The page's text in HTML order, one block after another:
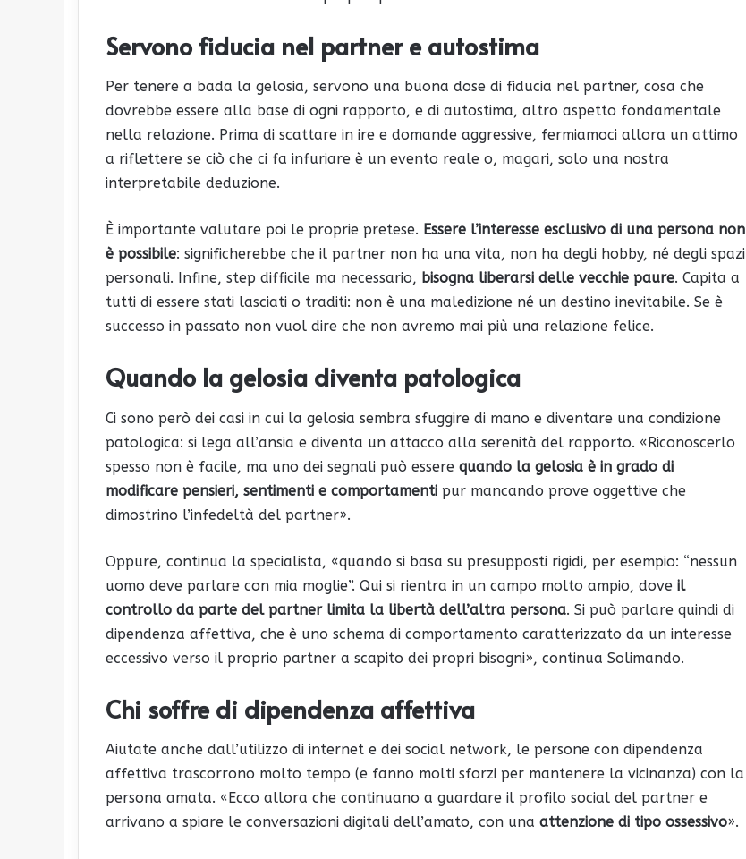
Servono fiducia nel partner e autostima
Per tenere a bada la gelosia, servono una buona dose di fiducia nel partner, cosa che
dovrebbe essere alla base di ogni rapporto, e di autostima, altro aspetto fondamentale
nella relazione. Prima di scattare in ire e domande aggressive, fermiamoci allora un attimo
a riflettere se ciò che ci fa infuriare è un evento reale o, magari, solo una nostra
interpretabile deduzione.
È importante valutare poi le proprie pretese. Essere l’interesse esclusivo di una persona non
è possibile: significherebbe che il partner non ha una vita, non ha degli hobby, né degli spazi
personali. Infine, step difficile ma necessario, bisogna liberarsi delle vecchie paure. Capita a
tutti di essere stati lasciati o traditi: non è una maledizione né un destino inevitabile. Se è
successo in passato non vuol dire che non avremo mai più una relazione felice.
Quando la gelosia diventa patologica
Ci sono però dei casi in cui la gelosia sembra sfuggire di mano e diventare una condizione
patologica: si lega all’ansia e diventa un attacco alla serenità del rapporto. «Riconoscerlo
spesso non è facile, ma uno dei segnali può essere quando la gelosia è in grado di
modificare pensieri, sentimenti e comportamenti pur mancando prove oggettive che
dimostrino l’infedeltà del partner».
Oppure, continua la specialista, «quando si basa su presupposti rigidi, per esempio: “nessun
uomo deve parlare con mia moglie”. Qui si rientra in un campo molto ampio, dove il
controllo da parte del partner limita la libertà dell’altra persona. Si può parlare quindi di
dipendenza affettiva, che è uno schema di comportamento caratterizzato da un interesse
eccessivo verso il proprio partner a scapito dei propri bisogni», continua Solimando.
Chi soffre di dipendenza affettiva
Aiutate anche dall’utilizzo di internet e dei social network, le persone con dipendenza
affettiva trascorrono molto tempo (e fanno molti sforzi per mantenere la vicinanza) con la
persona amata. «Ecco allora che continuano a guardare il profilo social del partner e
arrivano a spiare le conversazioni digitali dell’amato, con una attenzione di tipo ossessivo».